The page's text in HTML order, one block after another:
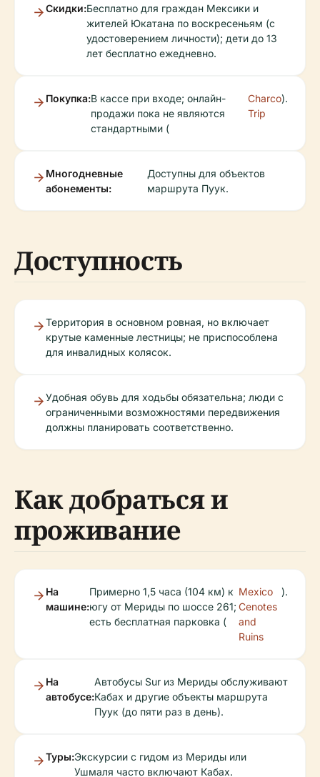
Скидки:Бесплатно для граждан Мексики и
жителей Юкатана по воскресеньям (с
удостоверением личности); дети до 13
лет бесплатно ежедневно.
Покупка:В кассе при входе; онлайн-
продажи пока не являются
стандартными (
Charco
Trip
).
Многодневные
абонементы:
Доступны для объектов
маршрута Пуук.
Доступность
Территория в основном ровная, но включает
крутые каменные лестницы; не приспособлена
для инвалидных колясок.
Удобная обувь для ходьбы обязательна; люди с
ограниченными возможностями передвижения
должны планировать соответственно.
Как добраться и
проживание
На
машине:
Примерно 1,5 часа (104 км) к
югу от Мериды по шоссе 261;
есть бесплатная парковка (
Mexico
Cenotes
and
Ruins
).
На
автобусе:
Автобусы Sur из Мериды обслуживают
Кабах и другие объекты маршрута
Пуук (до пяти раз в день).
Туры:Экскурсии с гидом из Мериды или
Ушмаля часто включают Кабах.